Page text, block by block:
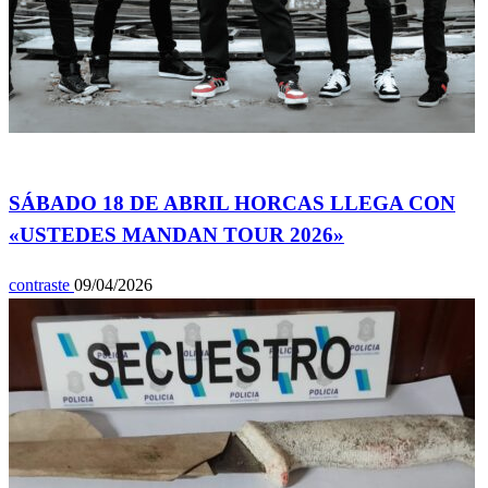
SÁBADO 18 DE ABRIL HORCAS LLEGA CON
«USTEDES MANDAN TOUR 2026»
contraste 09/04/2026